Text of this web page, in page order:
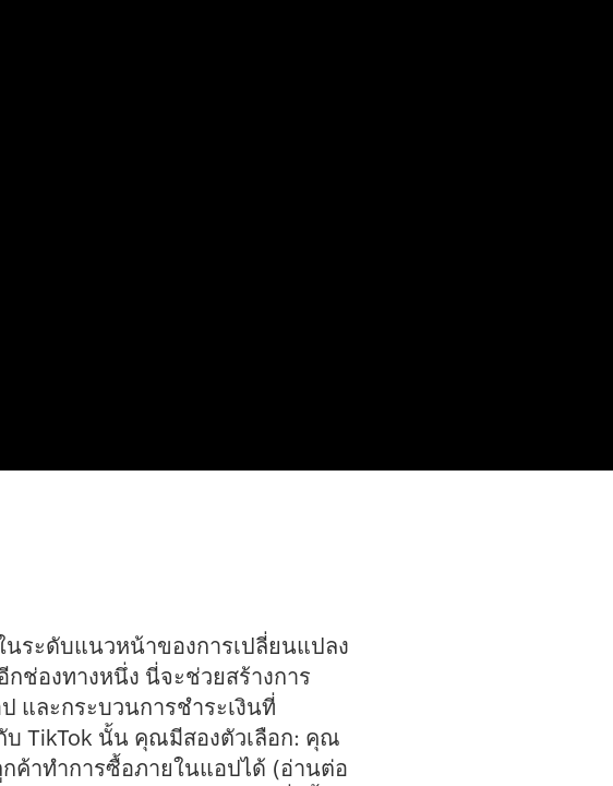
ระดับแนวหน้าของการเปลี่ยนแปลง
ช่องทางหนึ่ง นี่จะช่วยสร้างการ
และกระบวนการชำระเงินที่
บ TikTok นั้น คุณมีสองตัวเลือก: คุณ
ค้าทำการซื้อภายในแอปได้ (อ่านต่อ